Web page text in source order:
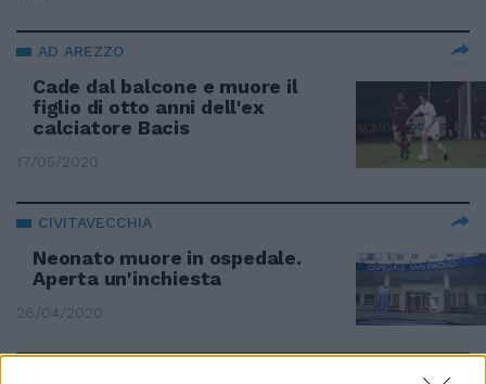
AD AREZZO
Cade dal balcone e muore il
figlio di otto anni dell'ex
calciatore Bacis
17/05/2020
CIVITAVECCHIA
Neonato muore in ospedale.
Aperta un'inchiesta
26/04/2020